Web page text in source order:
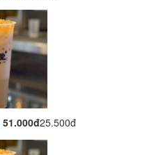
51.000đ25.500đ